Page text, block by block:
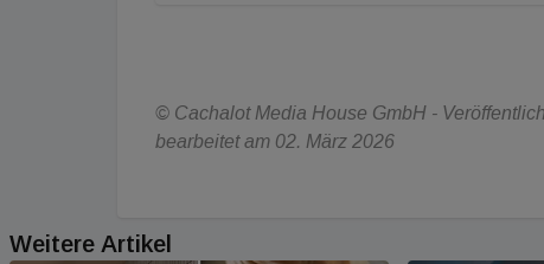
© Cachalot Media House GmbH -
bearbeitet am 02. März 2026
Weitere Artikel